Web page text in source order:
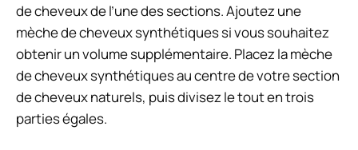
de cheveux de l’une des sections. Ajoutez une
mèche de cheveux synthétiques si vous souhaitez
obtenir un volume supplémentaire. Placez la mèche
de cheveux synthétiques au centre de votre section
de cheveux naturels, puis divisez le tout en trois
parties égales.